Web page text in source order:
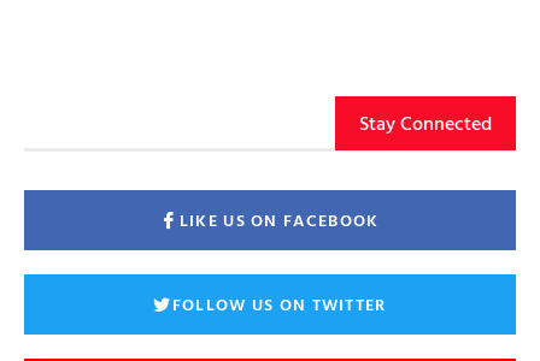
Stay Connected
LIKE US ON FACEBOOK
FOLLOW US ON TWITTER